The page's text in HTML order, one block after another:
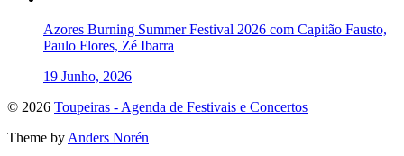
Azores Burning Summer Festival 2026 com Capitão Fausto,
Paulo Flores, Zé Ibarra
19 Junho, 2026
To
top
© 2026 Toupeiras - Agenda de Festivais e Concertos
Theme by Anders Norén